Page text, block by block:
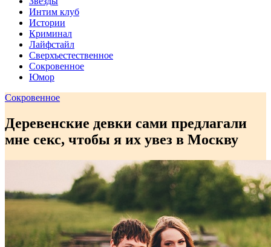
Интим клуб
Истории
Криминал
Лайфстайл
Сверхъестественное
Сокровенное
Юмор
Сокровенное
Деревенские девки сами предлагали
мне секс, чтобы я их увез в Москву